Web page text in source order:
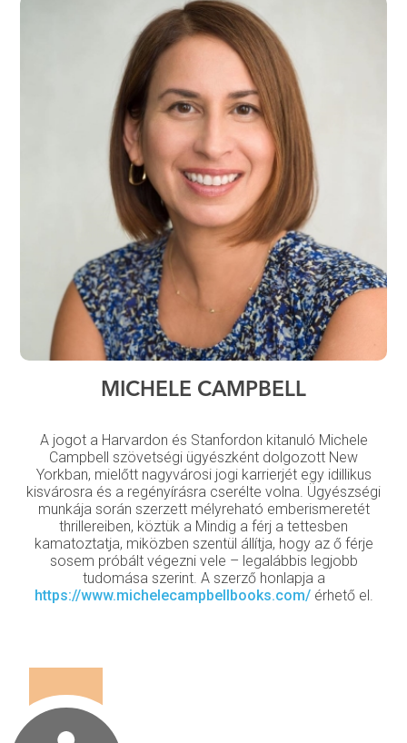
MICHELE CAMPBELL
A jogot a Harvardon és Stanfordon kitanuló Michele
Campbell szövetségi ügyészként dolgozott New
Yorkban, mielőtt nagyvárosi jogi karrierjét egy idillikus
kisvárosra és a regényírásra cserélte volna. Ügyészségi
munkája során szerzett mélyreható emberismeretét
thrillereiben, köztük a Mindig a férj a tettesben
kamatoztatja, miközben szentül állítja, hogy az ő férje
sosem próbált végezni vele – legalábbis legjobb
tudomása szerint. A szerző honlapja a
https://www.michelecampbellbooks.com/érhető el.